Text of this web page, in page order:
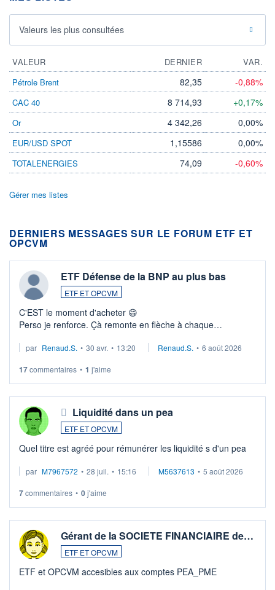
Valeurs les plus consultées
VALEUR DERNIER
VAR.
Pétrole Brent
82,35 -0,88%
CAC 40 8 714,93 +0,17%
Or 4 342,26 0,00%
EUR/USD SPOT 1,15586 0,00%
TOTALENERGIES 74,09 -0,60%
Gérer mes listes
DERNIERS MESSAGES SUR LE FORUM ETF ET
OPCVM
ETF Défense de la BNP au plus bas
ETF ET OPCVM
C'EST le moment d'acheter 😄​
Perso je renforce. Çà remonte en flèche à chaque
Investissement long terme tip top pour sa retraite.
par Renaud.S. • 30 avr. • 13:20 Renaud.S. • 6 août 2026
17commentaires • 1 j'aime
Liquidité dans un pea
ETF ET OPCVM
Quel titre est agréé pour rémunérer les liquidité s d'un pea
par M7967572 • 28 juil. • 15:16 M5637613 • 5 août 2026
7commentaires • 0j'aime
Gérant de la SOCIETE FINANCIAIRE de…
ETF ET OPCVM
ETF et OPCVM accesibles aux comptes PEA_PME